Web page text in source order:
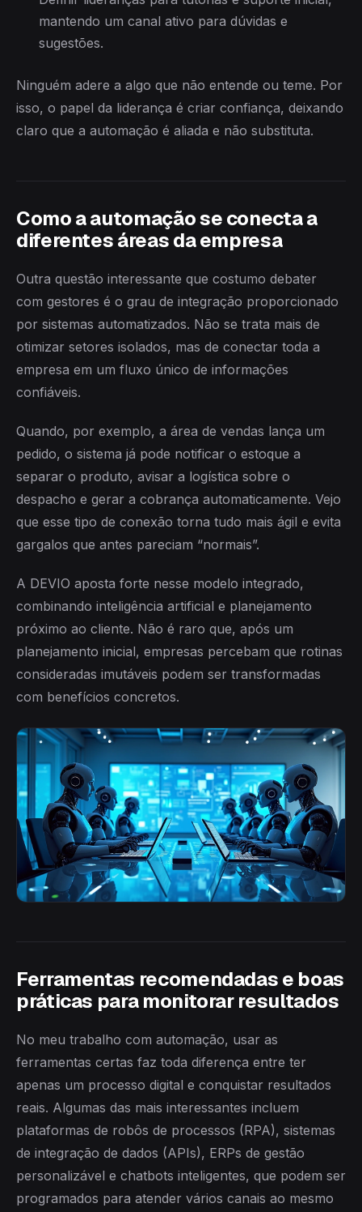
mantendo um canal ativo para dúvidas e
sugestões.
Ninguém adere a algo que não entende ou teme. Por
isso, o papel da liderança é criar confiança, deixando
claro que a automação é aliada e não substituta.
Como a automação se conecta a
diferentes áreas da empresa
Outra questão interessante que costumo debater
com gestores é o grau de integração proporcionado
por sistemas automatizados. Não se trata mais de
otimizar setores isolados, mas de conectar toda a
empresa em um fluxo único de informações
confiáveis.
Quando, por exemplo, a área de vendas lança um
pedido, o sistema já pode notificar o estoque a
separar o produto, avisar a logística sobre o
despacho e gerar a cobrança automaticamente. Vejo
que esse tipo de conexão torna tudo mais ágil e evita
gargalos que antes pareciam “normais”.
A DEVIO aposta forte nesse modelo integrado,
combinando inteligência artificial e planejamento
próximo ao cliente. Não é raro que, após um
planejamento inicial, empresas percebam que rotinas
consideradas imutáveis podem ser transformadas
com benefícios concretos.
Ferramentas recomendadas e boas
práticas para monitorar resultados
No meu trabalho com automação, usar as
ferramentas certas faz toda diferença entre ter
apenas um processo digital e conquistar resultados
reais. Algumas das mais interessantes incluem
plataformas de robôs de processos (RPA), sistemas
de integração de dados (APIs), ERPs de gestão
personalizável e chatbots inteligentes, que podem ser
programados para atender vários canais ao mesmo